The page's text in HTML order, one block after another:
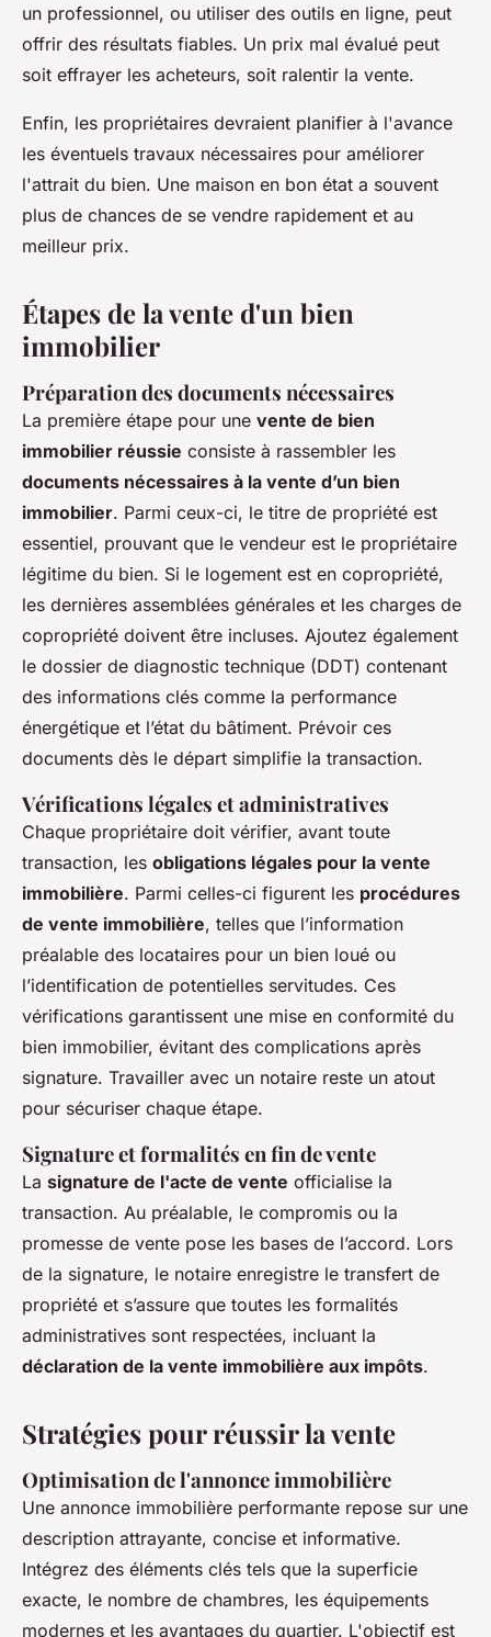
un professionnel, ou utiliser des outils en ligne, peut
offrir des résultats fiables. Un prix mal évalué peut
soit effrayer les acheteurs, soit ralentir la vente.
Enfin, les propriétaires devraient planifier à l'avance
les éventuels travaux nécessaires pour améliorer
l'attrait du bien. Une maison en bon état a souvent
plus de chances de se vendre rapidement et au
meilleur prix.
Étapes de la vente d'un bien
immobilier
Préparation des documents nécessaires
La première étape pour une vente de bien
immobilier réussie consiste à rassembler les
documents nécessaires à la vente d’un bien
immobilier. Parmi ceux-ci, le titre de propriété est
essentiel, prouvant que le vendeur est le propriétaire
légitime du bien. Si le logement est en copropriété,
les dernières assemblées générales et les charges de
copropriété doivent être incluses. Ajoutez également
le dossier de diagnostic technique (DDT) contenant
des informations clés comme la performance
énergétique et l’état du bâtiment. Prévoir ces
documents dès le départ simplifie la transaction.
Vérifications légales et administratives
Chaque propriétaire doit vérifier, avant toute
transaction, les obligations légales pour la vente
immobilière. Parmi celles-ci figurent les procédures
de vente immobilière, telles que l’information
préalable des locataires pour un bien loué ou
l’identification de potentielles servitudes. Ces
vérifications garantissent une mise en conformité du
bien immobilier, évitant des complications après
signature. Travailler avec un notaire reste un atout
pour sécuriser chaque étape.
Signature et formalités en fin de vente
La signature de l'acte de vente officialise la
transaction. Au préalable, le compromis ou la
promesse de vente pose les bases de l’accord. Lors
de la signature, le notaire enregistre le transfert de
propriété et s’assure que toutes les formalités
administratives sont respectées, incluant la
déclaration de la vente immobilière aux impôts.
Stratégies pour réussir la vente
Optimisation de l'annonce immobilière
Une annonce immobilière performante repose sur une
description attrayante, concise et informative.
Intégrez des éléments clés tels que la superficie
exacte, le nombre de chambres, les équipements
modernes et les avantages du quartier. L'objectif est